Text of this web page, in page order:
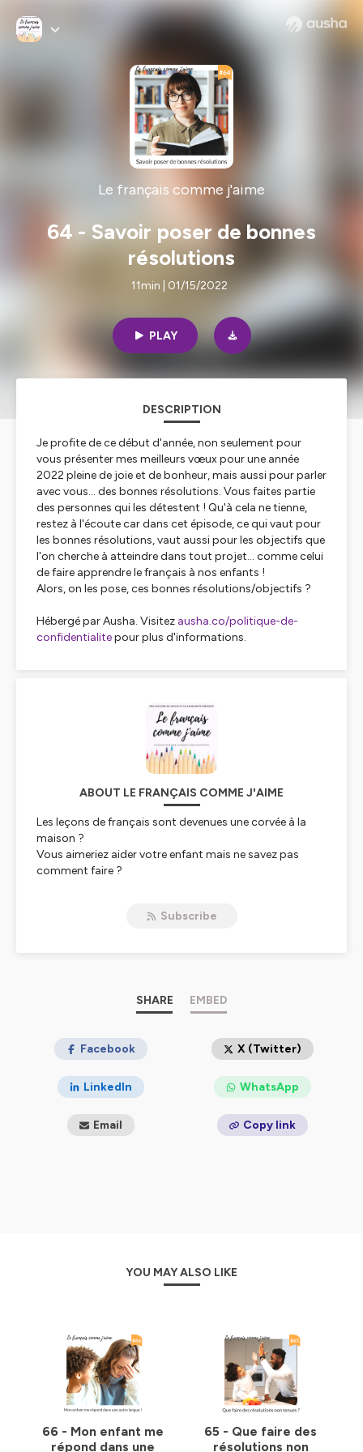
Le français comme j'aime
64 - Savoir poser de bonnes
résolutions
11min | 01/15/2022
PLAY
DESCRIPTION
Je profite de ce début d'année, non seulement pour
vous présenter mes meilleurs vœux pour une année
2022 pleine de joie et de bonheur, mais aussi pour parler
avec vous... des bonnes résolutions. Vous faites partie
des personnes qui les détestent ! Qu'à cela ne tienne,
restez à l'écoute car dans cet épisode, ce qui vaut pour
les bonnes résolutions, vaut aussi pour les objectifs que
l'on cherche à atteindre dans tout projet... comme celui
de faire apprendre le français à nos enfants !
Alors, on les pose, ces bonnes résolutions/objectifs ?
Hébergé par Ausha. Visitez ausha.co/politique-de-
confidentialitepour plus d'informations.
ABOUT LE FRANÇAIS COMME J'AIME
Les leçons de français sont devenues une corvée à la
maison ?
Vous aimeriez aider votre enfant mais ne savez pas
comment faire ?
l'apprentissage du français, sur notre relation avec nos
Hébergé par Ausha. Visitez
ausha.co/politique-de-
Subscribe
SHARE EMBED
Facebook X (Twitter)
LinkedIn WhatsApp
Email Copy link
YOU MAY ALSO LIKE
66 - Mon enfant me
répond dans une
65 - Que faire des
résolutions non